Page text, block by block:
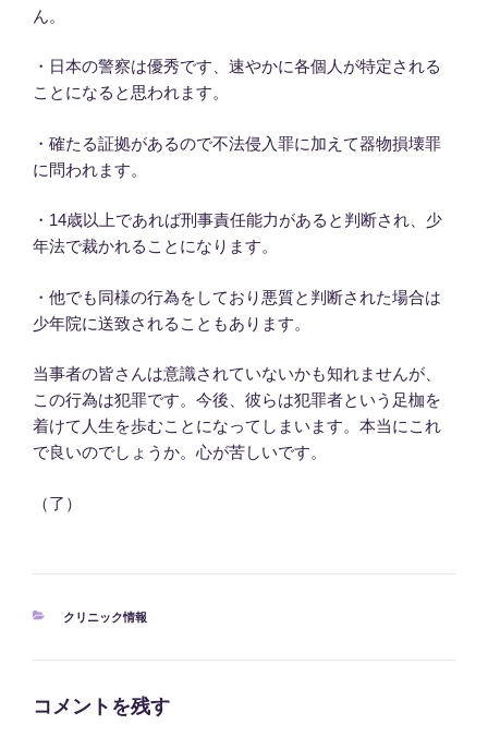
ん。
・日本の警察は優秀です、速やかに各個人が特定される
ことになると思われます。
・確たる証拠があるので不法侵入罪に加えて器物損壊罪
に問われます。
・14歳以上であれば刑事責任能力があると判断され、少
年法で裁かれることになります。
・他でも同様の行為をしており悪質と判断された場合は
少年院に送致されることもあります。
当事者の皆さんは意識されていないかも知れませんが、
この行為は犯罪です。今後、彼らは犯罪者という足枷を
着けて人生を歩むことになってしまいます。本当にこれ
で良いのでしょうか。心が苦しいです。
（了）
カ
クリニック情報
コメントを残す